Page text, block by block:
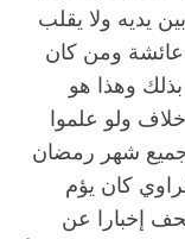
يديه ولا يقلب
عائشة ومن كان
وهذا هو
ولو علموا
شهر رمضان
كان يؤم
إخبارا عن